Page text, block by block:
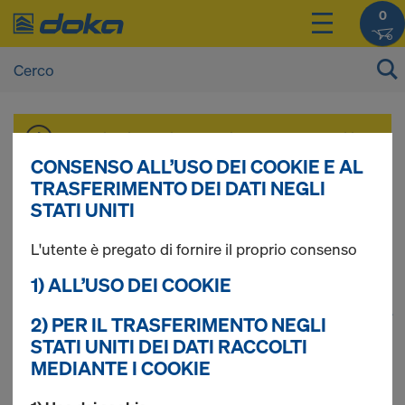
0
I prezzi dei vostri prodotti sono consultabili
dopo illogin.
Pezzi di ricambio
Trovati 23 prodotti
Più ricercato
CONSENSO ALL’USO DEI COOKIE E AL
TRASFERIMENTO DEI DATI NEGLI
STATI UNITI
L'utente è pregato di fornire il proprio consenso
1) ALL’USO DEI COOKIE
2) PER IL TRASFERIMENTO NEGLI
STATI UNITI DEI DATI RACCOLTI
MEDIANTE I COOKIE